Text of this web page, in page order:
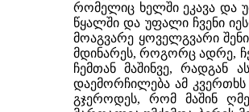
რომელიც ხელში ეკავა და
წყალში და უფალი ჩვენი
მოაგვარე ყოველგვარი
მდინარეს, როგორც ადრე,
ჩემთან მაშინვე,
დაემორჩილება ამ კვერთხს
გჯეროდეს, რომ მაშინ